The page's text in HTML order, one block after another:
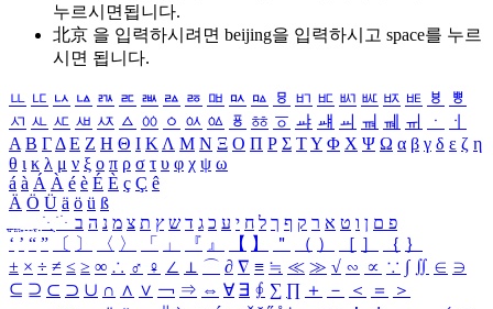
누르시면됩니다.
北京 을 입력하시려면 beijing을 입력하시고 space를 누르
시면 됩니다.
ㅥ ㅦ ㅧ ㅨ ㅩ ㅪ ㅫ ㅬ ㅭ ㅮ ㅯ ㅰ ㅱ ㅲ ㅳ ㅴ ㅵ ㅶ ㅷ ㅸ
ㅹ
ㅺ ㅻ ㅼ ㅽ ㅾ ㅿ ㆀ ㆁ ㆂ ㆃ ㆄ ㆅ ㆆ ㆇ ㆈ ㆉ ㆊ ㆋ ㆌ ㆍ
ㆎ
Α Β ΓΔ Ε Ζ Η Θ Ι ΚΛ Μ Ν Ξ Ο Π Ρ Σ ΤΥ Φ Χ Ψ Ω α β γ δ ε ζ η
θ ι κ λ μ ν ξ ο π ρ σ τ υ φ χ ψ ω
á à Á À é è É È ç Ç ê
Ä Ö Ü ä ö ü ß
ִֶֹ ֻּ ׁׂ פ ם ן ו ט א ר ק ף ך ל ח י ע כ ג ד ש ץ ת צ מ נ ה ב
‘ ’ “ ” 〔 〕 〈 〉 「 」 『 』 【 】 ＂ （ ） ［ ］ ｛ ｝
± × ÷ ≠ ≤ ≥ ∞ ∴ ♂ ♀ ∠ ⊥ ⌒ ∂ ∇ ≡ ≒ ≪ ≫ √ ∽ ∝ ∵ ∫ ∬ ∈ ∋
⊆ ⊇ ⊂ ⊃ ∪ ∩ ∧ ∨ ￢ ⇒ ⇔ ∀ ∃ ∮ ∑ ∏ ＋ － ＜ ＝
＞